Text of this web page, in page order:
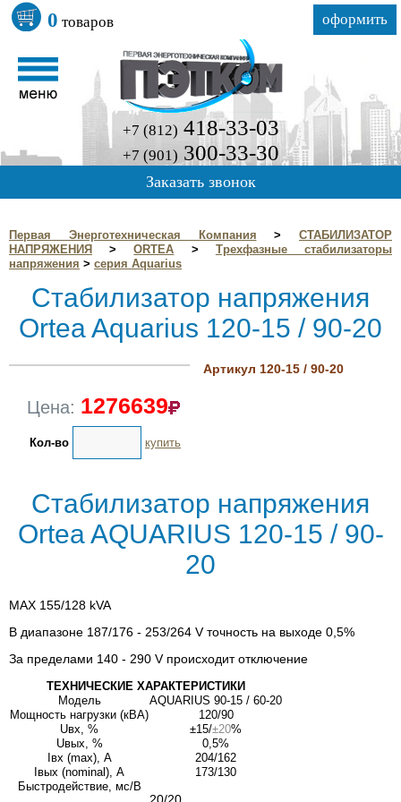
0 товаров оформить
+7 (812) 418-33-03
+7 (901) 300-33-30
Заказать звонок
Первая Энерготехническая Компания > СТАБИЛИЗАТОР
НАПРЯЖЕНИЯ
>ORTEA > Трехфазные стабилизаторы
напряжения > серия Aquarius
Стабилизатор напряжения
Ortea Aquarius 120-15 / 90-20
Артикул 120-15 / 90-20
Цена: 1276639
Кол-во купить
Стабилизатор напряжения
Ortea AQUARIUS 120-15 / 90-
20
MAX 155/128 kVA
В диапазоне 187/176 - 253/264 V точность на выходе 0,5%
За пределами 140 - 290 V происходит отключение
ТЕХНИЧЕСКИЕ ХАРАКТЕРИСТИКИ
Модель
AQUARIUS 90-15 / 60-20
Мощность нагрузки (кВА)
120/90
Uвх, %
±15/±20%
Uвых, %
0,5%
Iвх (max), А
204/162
Iвых (nominal), А
173/130
Быстродействие, мс/В